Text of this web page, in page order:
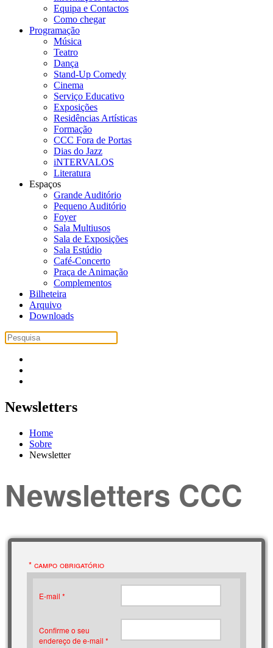
Equipa e Contactos
Como chegar
Programação
Música
Teatro
Dança
Stand-Up Comedy
Cinema
Serviço Educativo
Exposições
Residências Artísticas
Formação
CCC Fora de Portas
Dias do Jazz
iNTERVALOS
Literatura
Espaços
Grande Auditório
Pequeno Auditório
Foyer
Sala Multiusos
Sala de Exposições
Sala Estúdio
Café-Concerto
Praça de Animação
Complementos
Bilheteira
Arquivo
Downloads
Newsletters
Home
Sobre
Newsletter